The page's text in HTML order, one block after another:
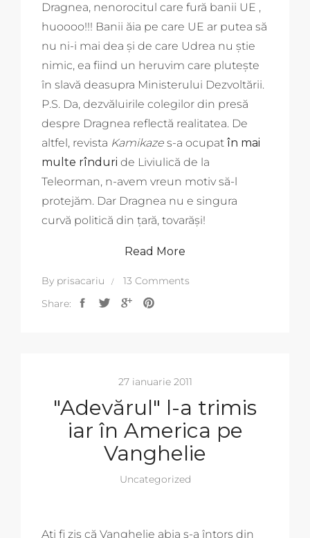
Dragnea, nenorocitul care fură banii UE ,
huoooo!!! Banii ăia pe care UE ar putea să
nu ni-i mai dea și de care Udrea nu știe
nimic, ea fiind un heruvim care plutește
în slavă deasupra Ministerului Dezvoltării.
P.S. Da, dezvăluirile colegilor din presă
despre Dragnea reflectă realitatea. De
altfel, revista Kamikaze s-a ocupat în mai
multe rînduri de Liviulică de la
Teleorman, n-avem vreun motiv să-l
protejăm. Dar Dragnea nu e singura
curvă politică din țară, tovarăși!
Read More
By prisacariu
13 Comments
Share:
27 ianuarie 2011
"Adevărul" l-a trimis
iar în America pe
Vanghelie
Uncategorized
Ați fi zis că Vanghelie abia s-a întors din